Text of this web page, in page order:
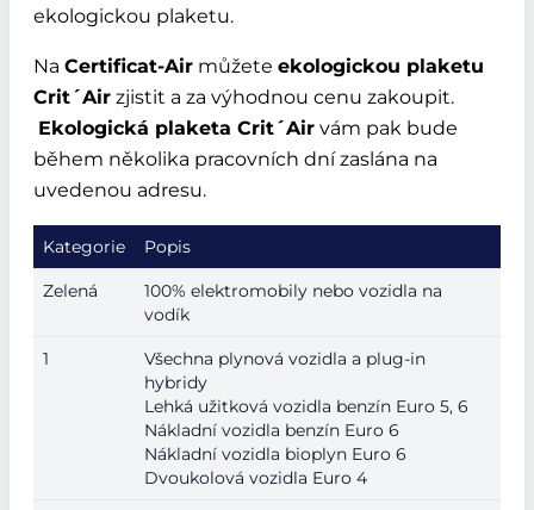
ekologickou plaketu.
Na Certificat-Air můžete ekologickou plaketu
Crit´Air zjistit a za výhodnou cenu zakoupit.
Ekologická plaketa Crit´Air vám pak bude
během několika pracovních dní zaslána na
uvedenou adresu.
Kategorie Popis
Zelená
100% elektromobily nebo vozidla na
vodík
1
Všechna plynová vozidla a plug-in
hybridy
Lehká užitková vozidla benzín Euro 5, 6
Nákladní vozidla benzín Euro 6
Nákladní vozidla bioplyn Euro 6
Dvoukolová vozidla Euro 4